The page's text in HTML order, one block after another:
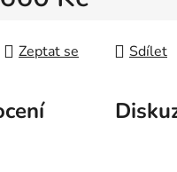
Zeptat se Sdílet